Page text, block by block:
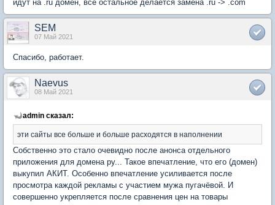
идут на .ru домен, все остальное делается замена .ru -> .com
SEM
07 Май 2021
Спасибо, работает.
Naevus
08 Май 2021
admin сказал:
эти сайты все больше и больше расходятся в наполнении
Собственно это стало очевидно после анонса отдельного
приложения для домена ру... Такое впечатление, что его (домен)
выкупил АКИТ. Особенно впечатление усиливается после
просмотра каждой рекламы с участием мужа пугачёвой. И
совершенно укрепляется после сравнения цен на товары